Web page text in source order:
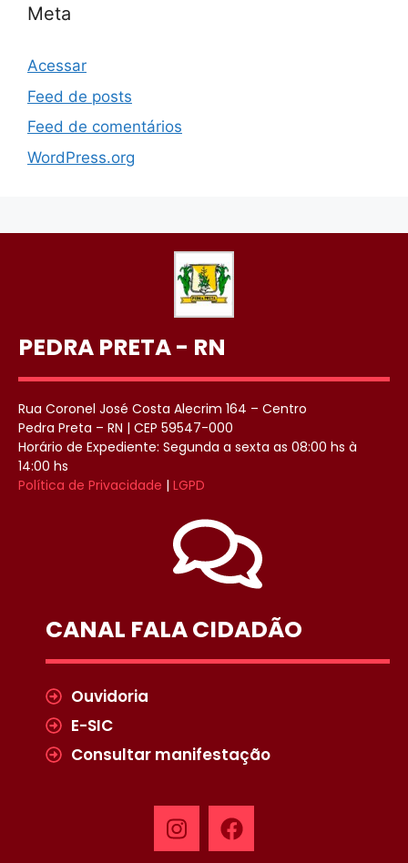
Meta
Acessar
Feed de posts
Feed de comentários
WordPress.org
PEDRA PRETA - RN
Rua Coronel José Costa Alecrim 164 – Centro
Pedra Preta – RN | CEP 59547-000
Horário de Expediente: Segunda a sexta as 08:00 hs à
14:00 hs
Política de Privacidade | LGPD
CANAL FALA CIDADÃO
Ouvidoria
E-SIC
Consultar manifestação